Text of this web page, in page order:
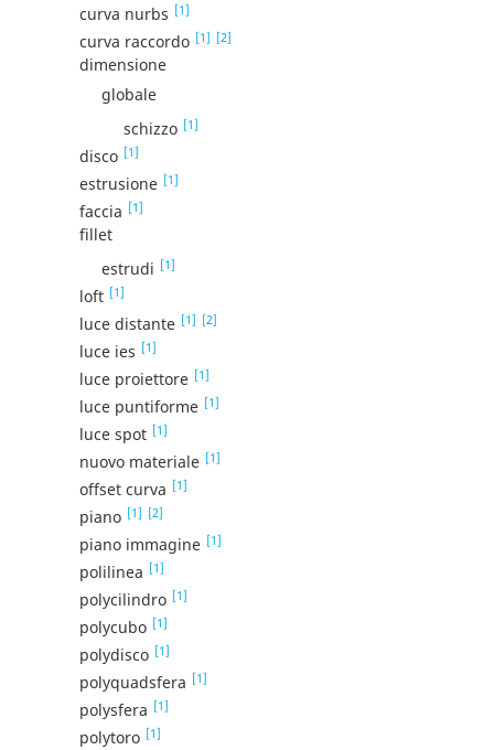
curva nurbs [1]
curva raccordo [1] [2]
dimensione
globale
schizzo [1]
disco [1]
estrusione [1]
faccia [1]
fillet
estrudi [1]
loft [1]
luce distante [1] [2]
luce ies [1]
luce proiettore [1]
luce puntiforme [1]
luce spot [1]
nuovo materiale [1]
offset curva [1]
piano [1] [2]
piano immagine [1]
polilinea [1]
polycilindro [1]
polycubo [1]
polydisco [1]
polyquadsfera [1]
polysfera [1]
polytoro [1]